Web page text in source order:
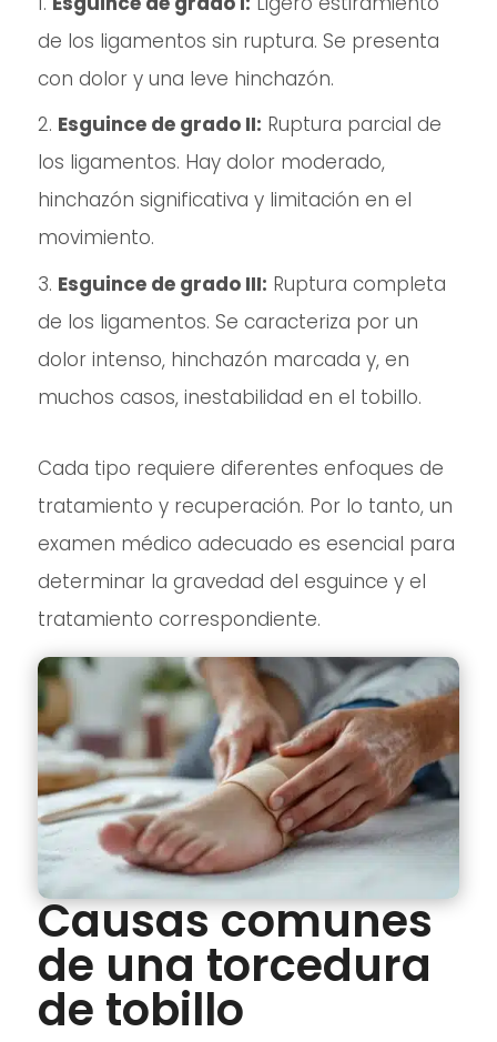
de los ligamentos sin ruptura. Se presenta
con dolor y una leve hinchazón.
Esguince de grado II: Ruptura parcial de
los ligamentos. Hay dolor moderado,
hinchazón significativa y limitación en el
movimiento.
Esguince de grado III: Ruptura completa
de los ligamentos. Se caracteriza por un
dolor intenso, hinchazón marcada y, en
muchos casos, inestabilidad en el tobillo.
Cada tipo requiere diferentes enfoques de
tratamiento y recuperación. Por lo tanto, un
examen médico adecuado es esencial para
determinar la gravedad del esguince y el
tratamiento correspondiente.
Causas comunes
de una torcedura
de tobillo